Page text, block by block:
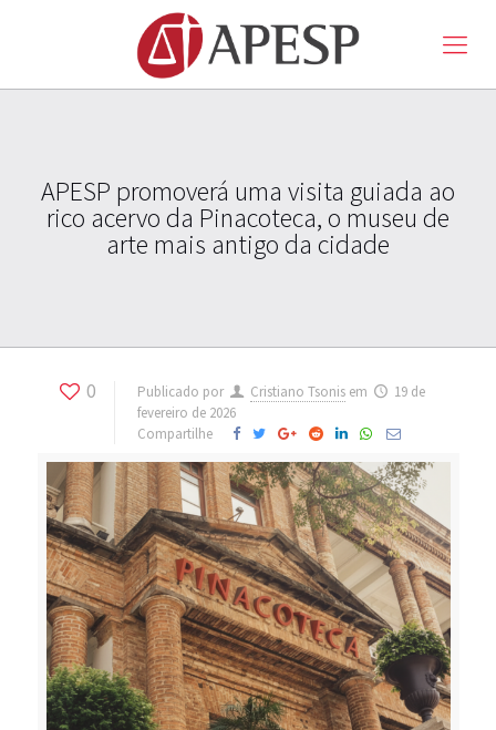
APESP promoverá uma visita guiada ao
rico acervo da Pinacoteca, o museu de
arte mais antigo da cidade
0 Publicado por Cristiano Tsonis em
19 de
fevereiro de 2026
Compartilhe